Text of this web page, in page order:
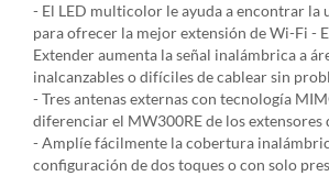
- El LED multicolor le ayuda a encontrar la
para ofrecer la mejor extensión de Wi-Fi -
Extender aumenta la señal inalámbrica a
inalcanzables o difíciles de cablear sin
- Tres antenas externas con tecnología
diferenciar el MW300RE de los
- Amplíe fácilmente la cobertura
configuración de dos toques o con solo